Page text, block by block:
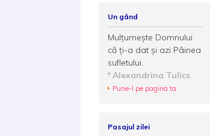
Un gând
Mulțumește Domnului
că ți-a dat și azi Pâinea
sufletului.
Alexandrina Tulics
Pune-l pe pagina ta
Pasajul zilei